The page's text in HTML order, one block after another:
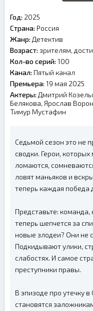
Год: 2025
Страна: Россия
Жанр: Детектив
Возраст: зрителям,
Кол-во серий: 100
Канал: Пятый канал
Премьера: 19 мая 2025
Актеры: Дмитрий
Белякова, Ярослав
Тимур Мустафин
Седьмой сезон это не
сводки. Герои,
ломаются,
ловят маньяков и
теперь каждая победа
Представьте: команда,
теперь шепчется за
новые злодеи? Они не
Подкидывают улики,
слабостях. И самое
преступники правы.
В эпизоде про утечку
становятся